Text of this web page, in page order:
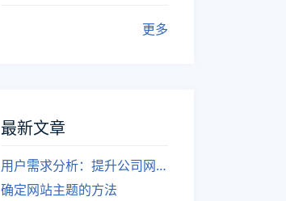
更多
最新文章
用户需求分析：提升公司网站建设效果
确定网站主题的方法